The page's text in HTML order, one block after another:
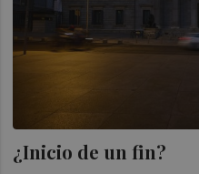
¿Inicio de un fin?